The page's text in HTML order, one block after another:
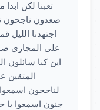
تعبنا لكن ابدا
صعدون ناجحون
اجتهدنا الليل
على المجاري
اين كنا سائلون
المتقين
لناجحون
جنون اسمعوا